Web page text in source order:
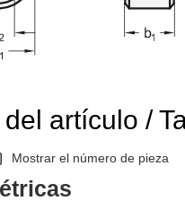
artículo /
Mostrar el número de pieza